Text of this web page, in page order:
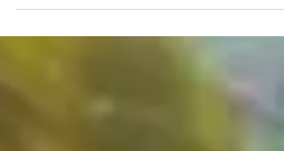
-gigantes-con-mensaj...